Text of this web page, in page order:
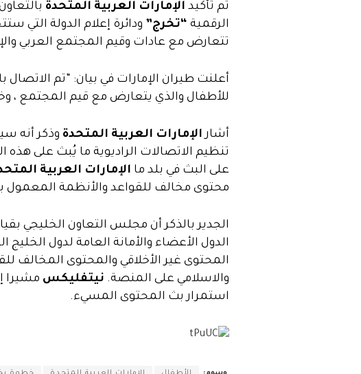
تم تأكيد الإمارات العربية المتحدة
الرقمية “تخرج” ودائرة إعلام الدولة التي
تتعارض مع عادات وقيم المجتمع العربي
أعلنت طيران الإمارات في بيان: “تم الاتصال
للأطفال والذي يتعارض مع قيم المجتمع ،
أشارالإمارات العربية المتحدة وذكر أنه
تنظيم الاتصالات الراديوية ما يُبث على هذه
على البث في بلد ما الإمارات العربية
محتوى مخالف للقواعد والأنظمة المعمول
الجدير بالذكر أن مجلس التعاون الخليجي
الدول الأعضاء والأمانة العامة لدول الخليج
المحتوى غير الأخلاقي والمحتوى المخالف
والاسلامي على المنصة. نيتفليكس مشيرا
استمرار بث المحتوى المسيء.